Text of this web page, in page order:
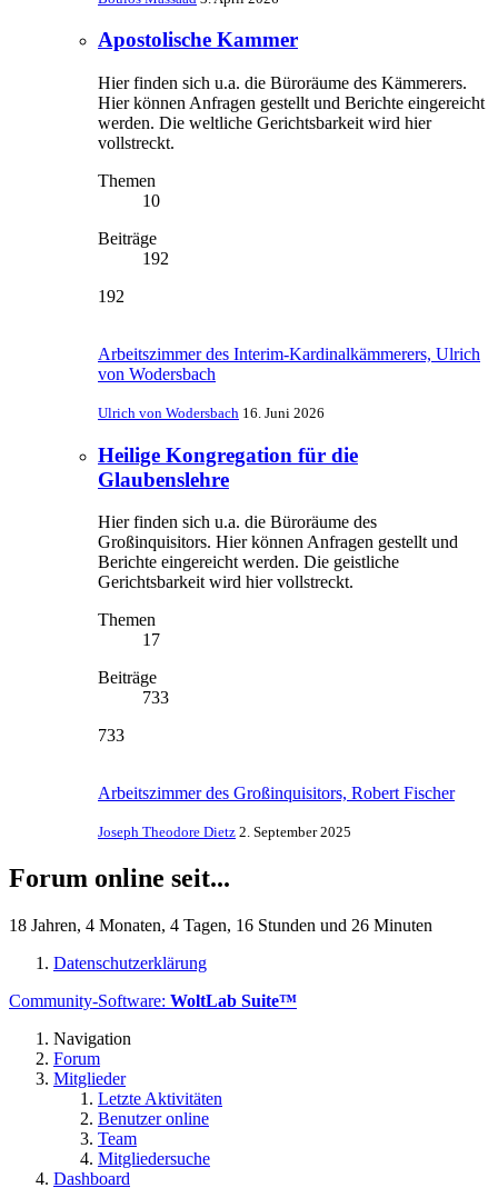
Apostolische Kammer
Hier finden sich u.a. die Büroräume des Kämmerers.
Hier können Anfragen gestellt und Berichte eingereicht
werden. Die weltliche Gerichtsbarkeit wird hier
vollstreckt.
Themen
10
Beiträge
192
192
Arbeitszimmer des Interim-Kardinalkämmerers, Ulrich
von Wodersbach
Ulrich von Wodersbach 16. Juni 2026
Heilige Kongregation für die
Glaubenslehre
Hier finden sich u.a. die Büroräume des
Großinquisitors. Hier können Anfragen gestellt und
Berichte eingereicht werden. Die geistliche
Gerichtsbarkeit wird hier vollstreckt.
Themen
17
Beiträge
733
733
Arbeitszimmer des Großinquisitors, Robert Fischer
Joseph Theodore Dietz 2. September 2025
Forum online seit...
18 Jahren, 4 Monaten, 4 Tagen, 16 Stunden und 26 Minuten
Datenschutzerklärung
Community-Software: WoltLab Suite™
Navigation
Forum
Mitglieder
Letzte Aktivitäten
Benutzer online
Team
Mitgliedersuche
Dashboard